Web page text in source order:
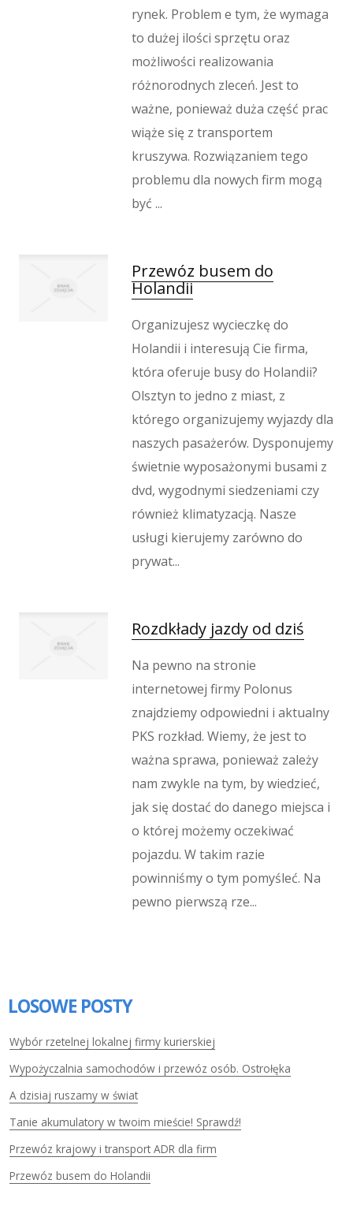
rynek. Problem e tym, że wymaga
to dużej ilości sprzętu oraz
możliwości realizowania
różnorodnych zleceń. Jest to
ważne, ponieważ duża część prac
wiąże się z transportem
kruszywa. Rozwiązaniem tego
problemu dla nowych firm mogą
być ...
Przewóz busem do
Holandii
Organizujesz wycieczkę do
Holandii i interesują Cie firma,
która oferuje busy do Holandii?
Olsztyn to jedno z miast, z
którego organizujemy wyjazdy dla
naszych pasażerów. Dysponujemy
świetnie wyposażonymi busami z
dvd, wygodnymi siedzeniami czy
również klimatyzacją. Nasze
usługi kierujemy zarówno do
prywat...
Rozdkłady jazdy od dziś
Na pewno na stronie
internetowej firmy Polonus
znajdziemy odpowiedni i aktualny
PKS rozkład. Wiemy, że jest to
ważna sprawa, ponieważ zależy
nam zwykle na tym, by wiedzieć,
jak się dostać do danego miejsca i
o której możemy oczekiwać
pojazdu. W takim razie
powinniśmy o tym pomyśleć. Na
pewno pierwszą rze...
LOSOWE POSTY
Wybór rzetelnej lokalnej firmy kurierskiej
Wypożyczalnia samochodów i przewóz osób. Ostrołęka
A dzisiaj ruszamy w świat
Tanie akumulatory w twoim mieście! Sprawdź!
Przewóz krajowy i transport ADR dla firm
Przewóz busem do Holandii